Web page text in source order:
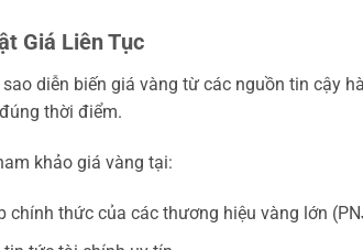
Giá Liên Tục
diễn biến giá vàng từ các nguồn tin cậy
thời điểm.
khảo giá vàng tại:
chính thức của các thương hiệu vàng lớn